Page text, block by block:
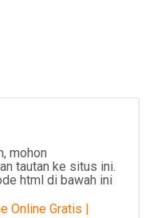
mohon
tautan ke situs ini.
html di bawah ini
Online Gratis |